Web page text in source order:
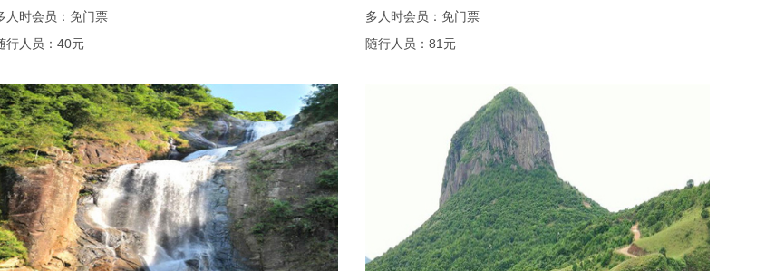
人时会员：免门票
行人员：40元
多人时会员：免门票
随行人员：81元